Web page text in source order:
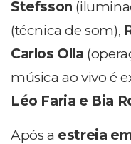
Stefsson
(técnica de som),
Carlos Olla
música ao vivo é
Léo Faria e Bia
Após a estreia